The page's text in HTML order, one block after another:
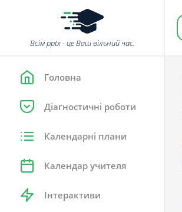
Всім pptx - це Ваш вільний час.
Головна
Діагностичні роботи
Календарні плани
Календар учителя
Інтерактиви